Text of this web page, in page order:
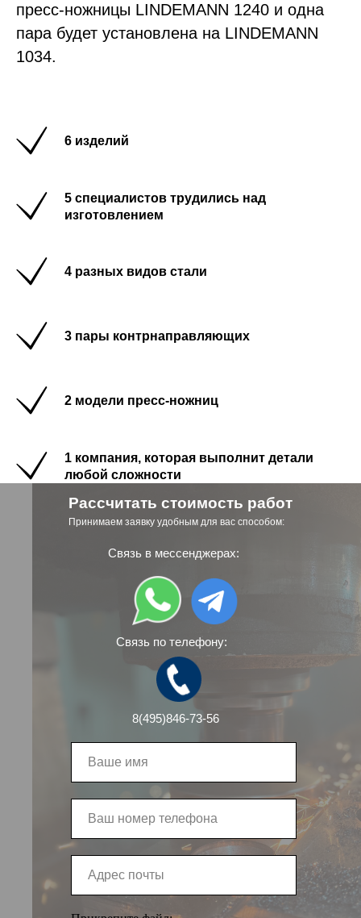
пресс-ножницы LINDEMANN 1240 и одна
пара будет установлена на LINDEMANN
1034.
6 изделий
5 специалистов трудились над
изготовлением
4 разных видов стали
3 пары контрнаправляющих
2 модели пресс-ножниц
1 компания, которая выполнит детали
любой сложности
Рассчитать стоимость работ
Принимаем заявку удобным для вас способом:
Связь в мессенджерах:
Связь по телефону:
8(495)846-73-56